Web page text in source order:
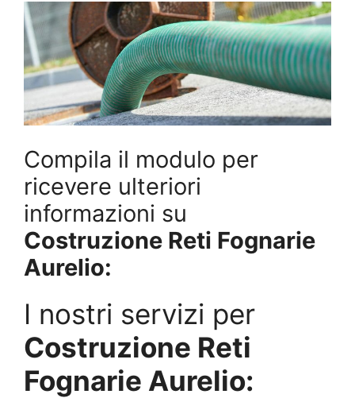
Compila il modulo per
ricevere ulteriori
informazioni su
Costruzione Reti Fognarie
Aurelio:
I nostri servizi per
Costruzione Reti
Fognarie Aurelio: